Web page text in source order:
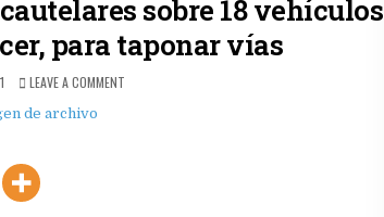
sobre 18 vehículos
para taponar vías
LEAVE A COMMENT